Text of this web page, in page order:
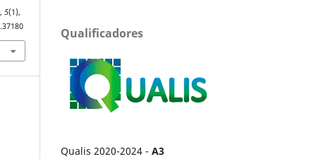
,5(1),
Qualificadores
Qualis 2020-2024 - A3